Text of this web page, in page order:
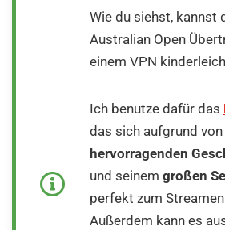
Wie du siehst, kannst
Australian Open
einem VPN
Ich benutze dafür das
das sich aufgrund
hervorragenden
und seinem großen
perfekt zum
Außerdem kann es